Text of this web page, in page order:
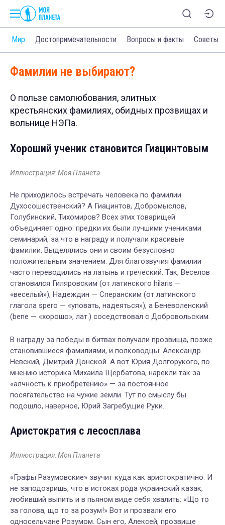
Мир Достопримечательности Вопросы и факты Советы
Фамилии не выбирают?
О пользе самолюбования, элитных
крестьянских фамилиях, обидных прозвищах и
вольнице НЭПа.
Хороший ученик становится Гиацинтовым
Иллюстрация: Моя Планета
Не приходилось встречать человека по фамилии
Духосошественский? А Гиацинтов, Добромыслов,
Голубинский, Тихомиров? Всех этих товарищей
объединяет одно: предки их были лучшими учениками
семинарий, за что в награду и получали красивые
фамилии. Выделялись они и своим безусловно
положительным значением. Для благозвучия фамилии
часто переводились на латынь и греческий. Так, Веселов
становился Гиляровским (от латинского hilaris —
«веселый»), Надеждин — Сперанским (от латинского
глагола spero — «уповать, надеяться»), а Беневоленский
(bene — «хорошо», лат.) соседствовал с Добровольским.
В награду за победы в битвах получали прозвища, позже
становившиеся фамилиями, и полководцы: Александр
Невский, Дмитрий Донской. А вот Юрия Долгорукого, по
мнению историка Михаила Щербатова, нарекли так за
«алчность к приобретению» — за постоянное
посягательство на чужие земли. Тут по смыслу бы
подошло, наверное, Юрий Загребущие Руки.
Аристократия с лесосплава
Иллюстрация: Моя Планета
«Графы Разумовские» звучит куда как аристократично. И
не заподозришь, что в истоках рода украинский казак,
любивший выпить и в пьяном виде себя хвалить: «Що то
за голова, що то за розум!» Вот и прозвали его
односельчане Розумом. Сын его, Алексей, прозвище